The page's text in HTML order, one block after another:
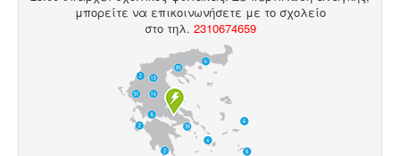
μπορείτε να επικοινωνήσετε με το σχολείο
στο τηλ. 2310674659